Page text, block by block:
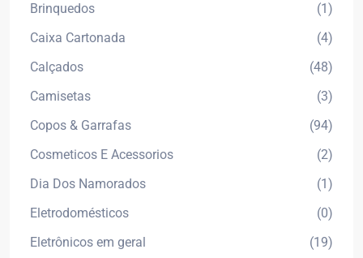
Brinquedos
(1)
Caixa Cartonada
(4)
Calçados
(48)
Camisetas
(3)
Copos & Garrafas
(94)
Cosmeticos E Acessorios
(2)
Dia Dos Namorados
(1)
Eletrodomésticos
(0)
Eletrônicos em geral
(19)